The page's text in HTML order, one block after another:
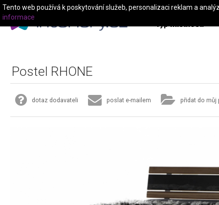
Typ místnosti
Postel RHONE
dotaz dodavateli poslat e-mailem přidat do můj
Tento web používá k poskytování služeb, personalizaci reklam a
informace